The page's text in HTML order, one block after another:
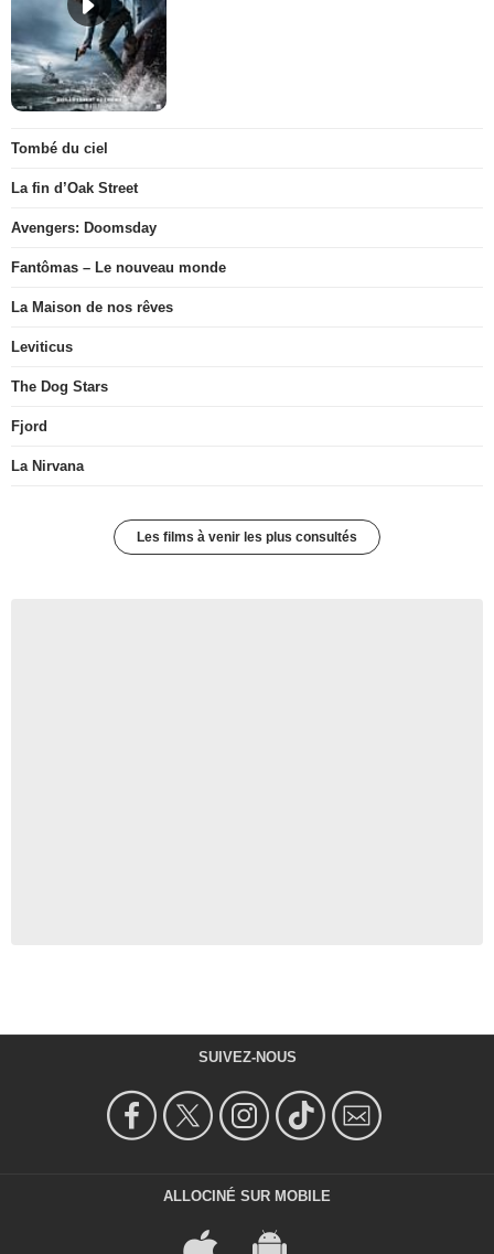
Tombé du ciel
La fin d’Oak Street
Avengers: Doomsday
Fantômas – Le nouveau monde
La Maison de nos rêves
Leviticus
The Dog Stars
Fjord
La Nirvana
Les films à venir les plus consultés
SUIVEZ-NOUS
ALLOCINÉ SUR MOBILE